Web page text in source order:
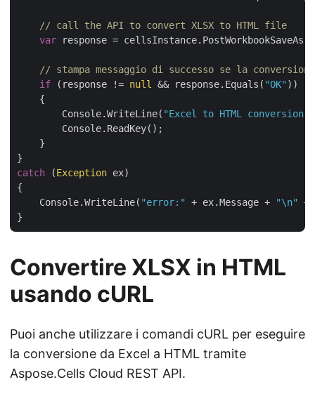
// call the API to convert XLSX to HTML file
var response =
// stampa messaggio di successo se la
if (response != null && response.Equals( "OK" ))
    {
        Console.WriteLine(
"Excel to HTML
        Console.ReadKey();
    }
catch (Exception ex)
{
    Console.WriteLine(
"error:" + ex.Message + "\n"
+
Convertire XLSX in HTML
usando cURL
Puoi anche utilizzare i comandi cURL per eseguire
la conversione da Excel a HTML tramite
Aspose.Cells Cloud REST API.